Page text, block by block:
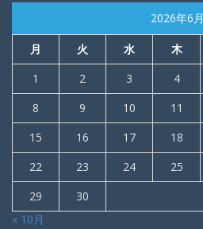
2026年6月
月 火 水 木
1
2 3 4
8
9 10 11
15
16 17 18
22
23 24 25
29
30
« 10月